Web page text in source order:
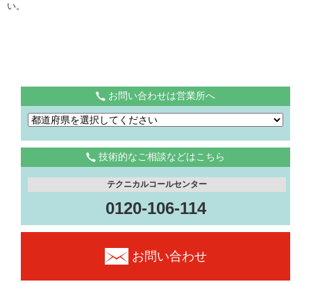
い。
お問い合わせは営業所へ
技術的なご相談などはこちら
テクニカルコールセンター
0120-106-114
お問い合わせ